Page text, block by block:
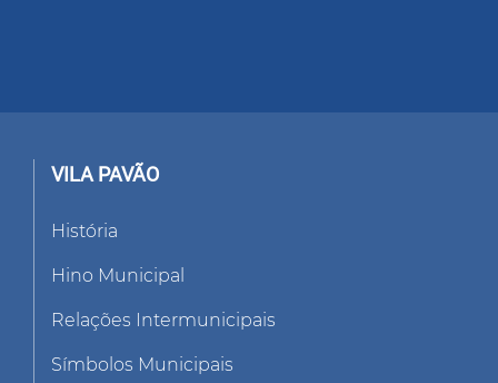
VILA PAVÃO
História
Hino Municipal
Relações Intermunicipais
Símbolos Municipais